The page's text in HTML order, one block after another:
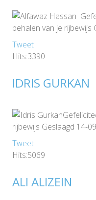
behalen van je rijbewijs
Tweet
Hits:3390
IDRIS GURKAN
rijbewijs Geslaagd 14-
Tweet
Hits:5069
ALI ALIZEIN